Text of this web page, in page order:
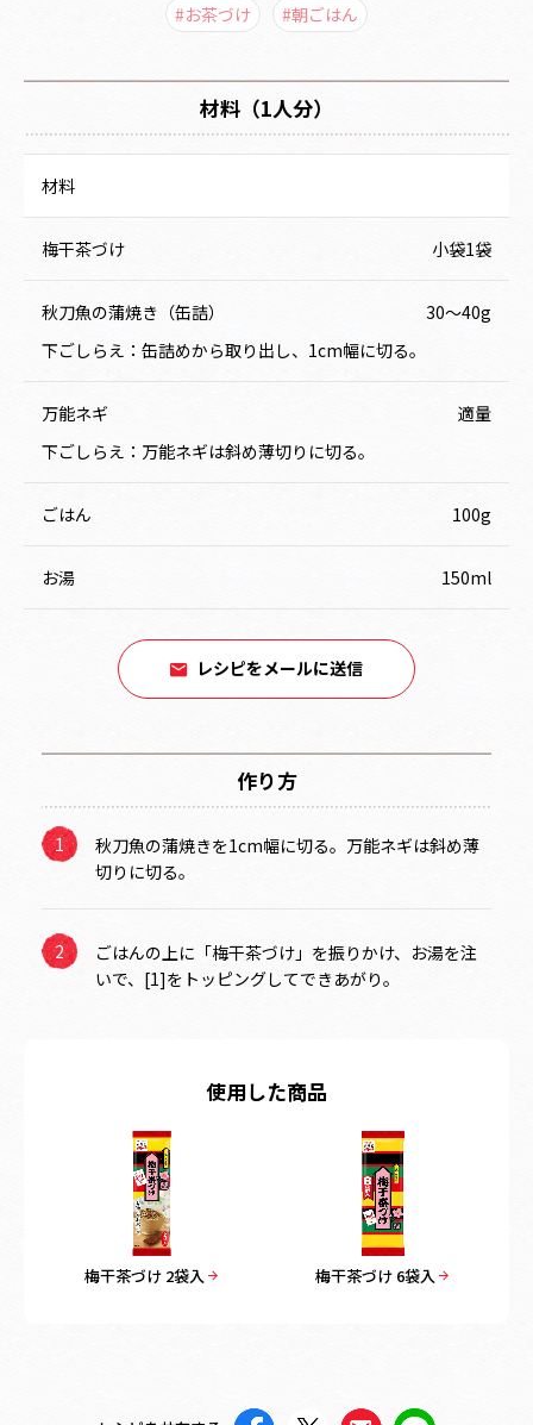
#お茶づけ #朝ごはん
材料（1人分）
材料
梅干茶づけ 小袋1袋
秋刀魚の蒲焼き（缶詰）
30～40g
下ごしらえ：缶詰めから取り出し、1cm幅に切る。
万能ネギ
適量
下ごしらえ：万能ネギは斜め薄切りに切る。
ごはん 100g
お湯 150ml
レシピをメールに送信
作り方
秋刀魚の蒲焼きを1cm幅に切る。万能ネギは斜め薄
切りに切る。
ごはんの上に「梅干茶づけ」を振りかけ、お湯を注
いで、[1]をトッピングしてできあがり。
使用した商品
梅干茶づけ 2袋入 梅干茶づけ 6袋入